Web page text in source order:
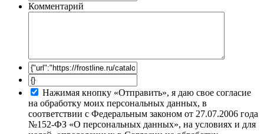
Комментарий
Нажимая кнопку «Отправить», я даю свое согласие
на обработку моих персональных данных, в
соответствии с Федеральным законом от 27.07.2006 года
№152-ФЗ «О персональных данных», на условиях и для